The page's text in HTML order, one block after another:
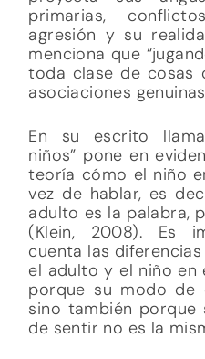
primarias,
agresión y su
menciona que
toda clase de cosas
asociaciones
En su escrito
niños” pone en
teoría cómo el niño
vez de hablar, es
adulto es la palabra,
(Klein, 2008). Es
cuenta las
el adulto y el niño en
porque su modo de
sino también
de sentir no es la